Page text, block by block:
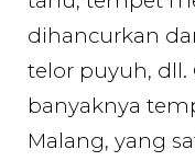
dihancurkan
telor puyuh, dll.
banyaknya
Malang, yang